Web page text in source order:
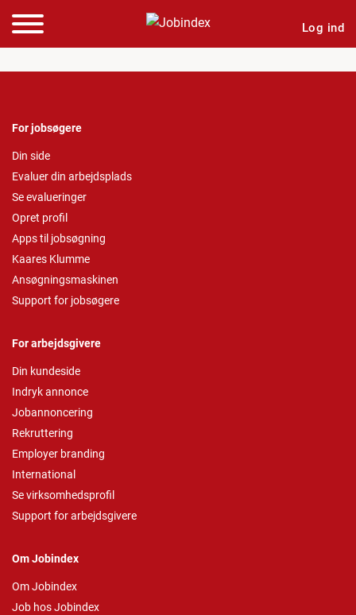
Log ind
For jobsøgere
Din side
Evaluer din arbejdsplads
Se evalueringer
Opret profil
Apps til jobsøgning
Kaares Klumme
Ansøgningsmaskinen
Support for jobsøgere
For arbejdsgivere
Din kundeside
Indryk annonce
Jobannoncering
Rekruttering
Employer branding
International
Se virksomhedsprofil
Support for arbejdsgivere
Om Jobindex
Om Jobindex
Job hos Jobindex